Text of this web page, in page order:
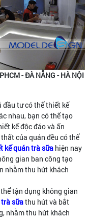
- ĐÀ NẴNG - HÀ NỘI
đầu tư có thể thiết kế
nhau, bạn có thể tạo
kế độc đáo và ấn
của quán đều có thể
kế quán trà sữa hiện nay
gian ban công tạo
nhằm thu hút khách
tận dụng không gian
sữathu hút và bắt
nhằm thu hút khách